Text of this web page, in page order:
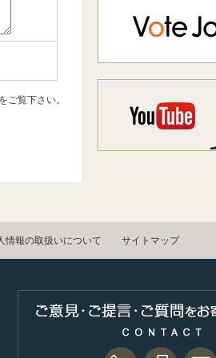
ご覧下さい。
情報の取扱いについて サイトマップ